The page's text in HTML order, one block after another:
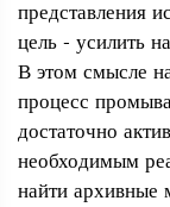
представления
цель - усилить
В этом смысле
процесс
достаточно
необходимым
найти архивные